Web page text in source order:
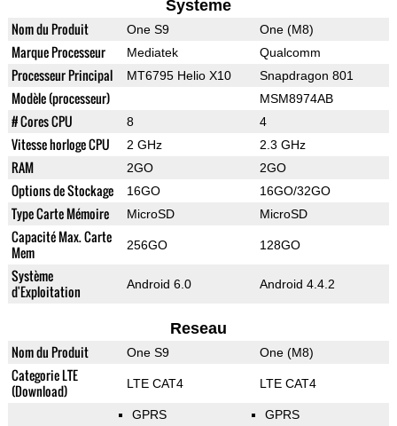
Systeme
Nom du Produit One S9 One (M8)
Marque Processeur Mediatek Qualcomm
Processeur Principal MT6795 Helio X10 Snapdragon 801
Modèle (processeur) MSM8974AB
# Cores CPU 8 4
Vitesse horloge CPU 2 GHz 2.3 GHz
RAM 2GO 2GO
Options de Stockage 16GO 16GO/32GO
Type Carte Mémoire MicroSD MicroSD
Capacité Max. Carte
Mem
256GO 128GO
Système
d'Exploitation
Android 6.0 Android 4.4.2
Reseau
Nom du Produit One S9 One (M8)
Categorie LTE
(Download)
LTE CAT4 LTE CAT4
GPRS GPRS